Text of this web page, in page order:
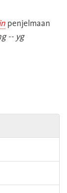
penjelmaan
-- yg